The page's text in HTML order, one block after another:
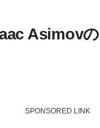
Asimov
SPONSORED LINK